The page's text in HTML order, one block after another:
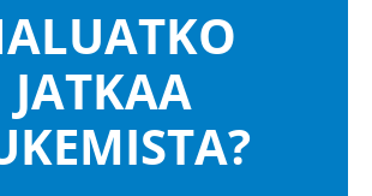
JATKAA